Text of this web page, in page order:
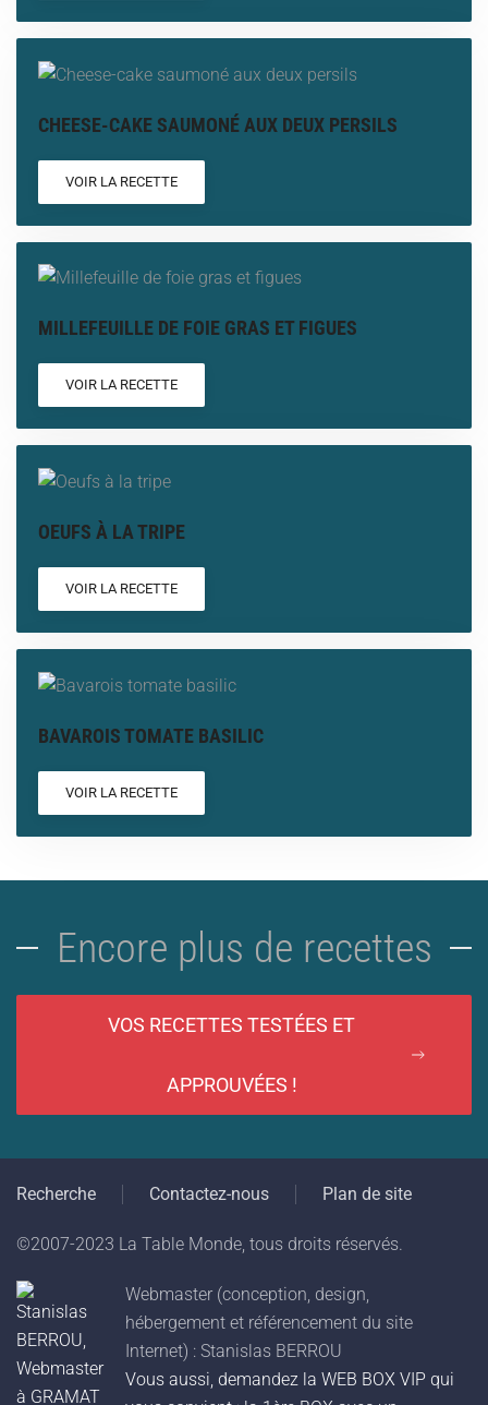
CHEESE-CAKE SAUMONÉ AUX DEUX PERSILS
VOIR LA RECETTE
MILLEFEUILLE DE FOIE GRAS ET FIGUES
VOIR LA RECETTE
OEUFS À LA TRIPE
VOIR LA RECETTE
BAVAROIS TOMATE BASILIC
VOIR LA RECETTE
Encore plus de recettes
VOS RECETTES TESTÉES ET
APPROUVÉES !
Recherche Contactez-nous Plan de site
©2007-2023 La Table Monde, tous droits réservés.
Webmaster (conception, design,
hébergement et référencement du site
Internet) : Stanislas BERROU
Vous aussi, demandez la WEB BOX VIP qui